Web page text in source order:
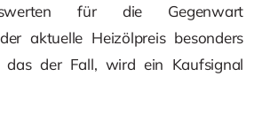
für die Gegenwart
aktuelle Heizölpreis besonders
das der Fall, wird ein Kaufsignal